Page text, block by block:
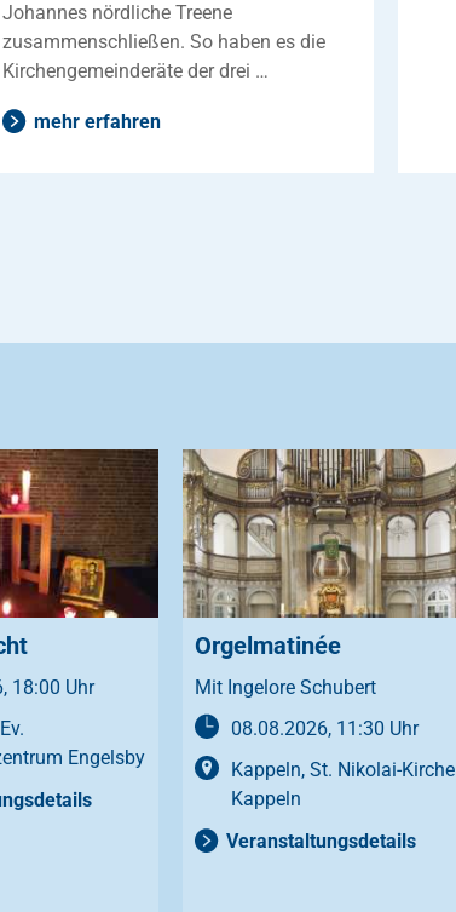
Johannes nördliche Treene
zusammenschließen. So haben es die
Kirchengemeinderäte der drei …
mehr erfahren
18:00 Uhr
Engelsby
Orgelmatinée
Mit Ingelore Schubert
08.08.2026, 11:30 Uhr
Kappeln, St. Nikolai-Kirche
Kappeln
Veranstaltungsdetails